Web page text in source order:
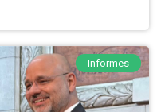
Informes